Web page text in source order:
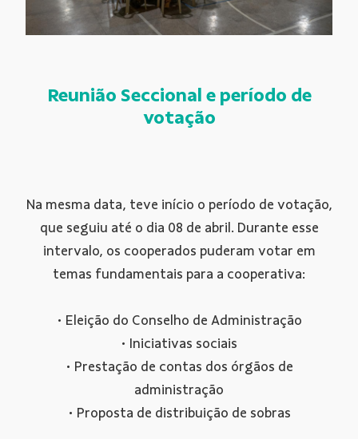
Reunião Seccional e período de
votação
Na mesma data, teve início o período de votação,
que seguiu até o dia 08 de abril. Durante esse
intervalo, os cooperados puderam votar em
temas fundamentais para a cooperativa:
• Eleição do Conselho de Administração
• Iniciativas sociais
• Prestação de contas dos órgãos de
administração
• Proposta de distribuição de sobras